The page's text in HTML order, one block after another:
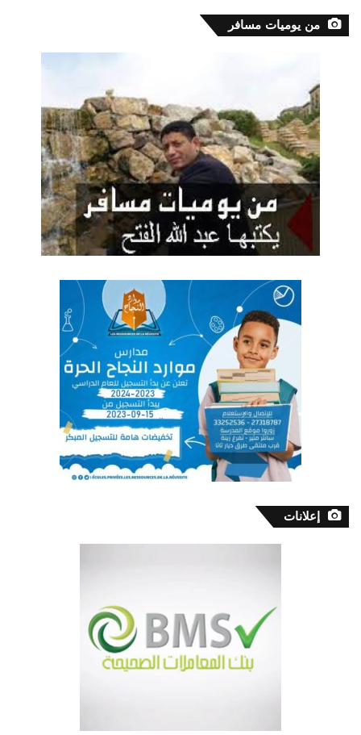
من يوميات مسافر
إعلانات